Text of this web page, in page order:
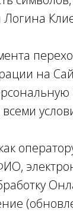
Логина
на